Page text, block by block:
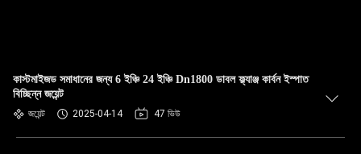
কাস্টমাইজড সমাধানের জন্য 6 ইঞ্চি 24 ইঞ্চি Dn1800 ডাবল ফ্ল্যাঞ্জ কার্বন ইস্পাত
বিচ্ছিন্ন জয়েন্ট
জয়েন্ট 2025-04-14 47 ভিউ